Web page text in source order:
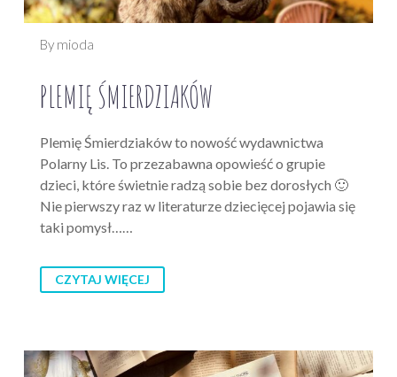
By mioda
PLEMIĘ ŚMIERDZIAKÓW
Plemię Śmierdziaków to nowość wydawnictwa
Polarny Lis. To przezabawna opowieść o grupie
dzieci, które świetnie radzą sobie bez dorosłych 🙂
Nie pierwszy raz w literaturze dziecięcej pojawia się
taki pomysł……
CZYTAJ WIĘCEJ